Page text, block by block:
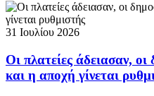
31 Ιουλίου 2026
Οι πλατείες άδειασαν,
και η αποχή γίνεται